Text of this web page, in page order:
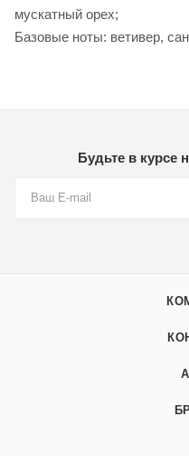
мускатный орех;
Базовые ноты: ветивер,
Будьте в курсе